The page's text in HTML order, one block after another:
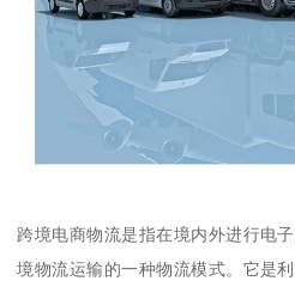
跨境电商物流是指在境内外进行电
境物流运输的一种物流模式。它是